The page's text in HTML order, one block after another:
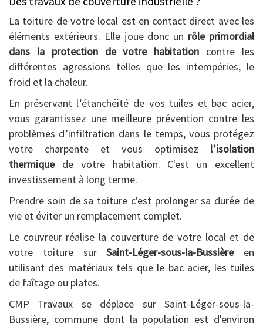
La toiture de votre local est en contact direct avec les
éléments extérieurs. Elle joue donc un rôle primordial
dans la protection de votre habitation contre les
différentes agressions telles que les intempéries, le
froid et la chaleur.
En préservant l’étanchéité de vos tuiles et bac acier,
vous garantissez une meilleure prévention contre les
problèmes d’infiltration dans le temps, vous protégez
votre charpente et vous optimisez l’isolation
thermiquede votre habitation. C'est un excellent
investissement à long terme.
Prendre soin de sa toiture c'est prolonger sa durée de
vie et éviter un remplacement complet.
Le couvreur réalise la couverture de votre local et de
votre toiture surSaint-Léger-sous-la-Bussièreen
utilisant des matériaux tels que le bac acier, les tuiles
de faîtage ou plates.
CMP Travaux se déplace sur Saint-Léger-sous-la-
Bussière, commune dont la population est d'environ